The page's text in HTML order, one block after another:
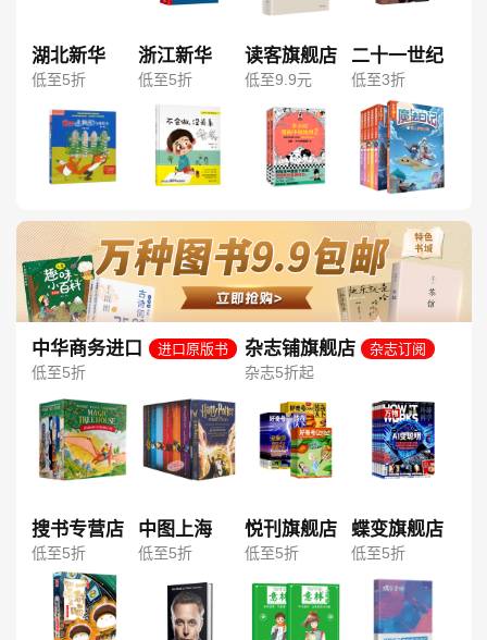
湖北新华
低至5折
浙江新华
低至5折
读客旗舰店
低至9.9元
二十一世纪
低至3折
中华商务进口
图书旗舰店
进口原版书
低至5折
杂志铺旗舰店 杂志订阅
杂志5折起
搜书专营店
低至5折
中图上海
低至5折
悦刊旗舰店
低至5折
蝶变旗舰店
低至5折